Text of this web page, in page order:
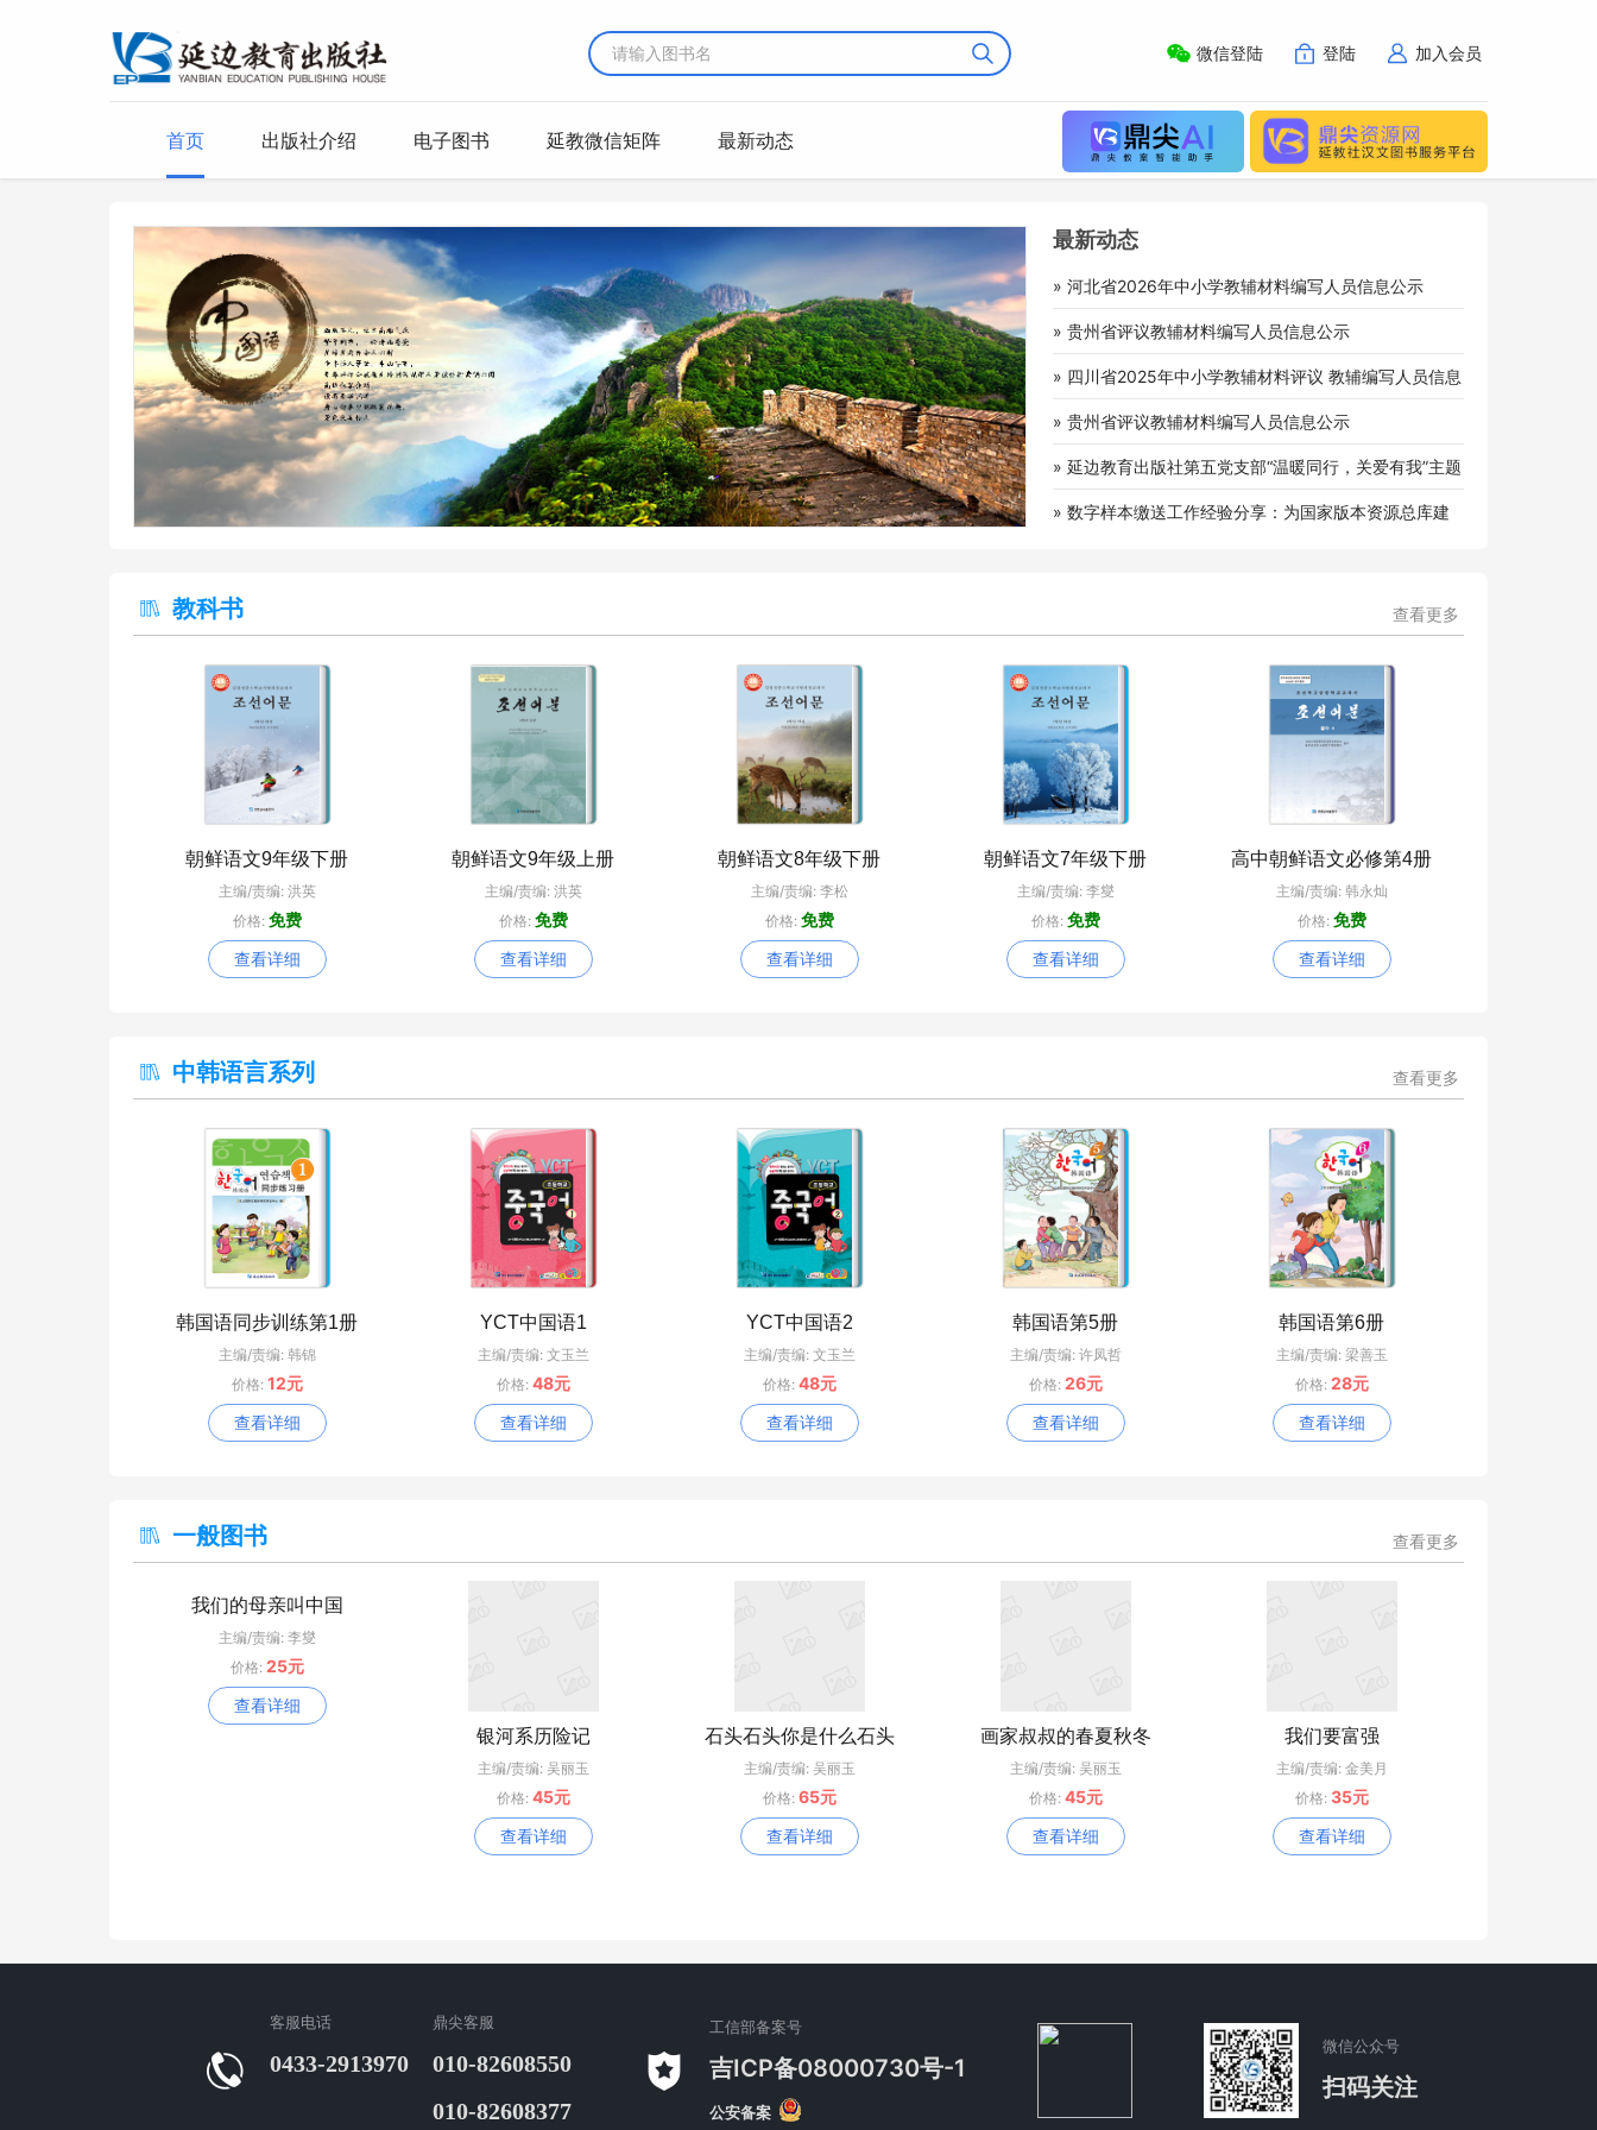
微信登陆 登陆 加入会员
首页 出版社介绍 电子图书 延教微信矩阵 最新动态
最新动态
» 河北省2026年中小学教辅材料编写人员信息公示
» 贵州省评议教辅材料编写人员信息公示
» 四川省2025年中小学教辅材料评议 教辅编写人员信息
» 贵州省评议教辅材料编写人员信息公示
» 延边教育出版社第五党支部“温暖同行，关爱有我”主题
» 数字样本缴送工作经验分享：为国家版本资源总库建
教科书 查看更多
朝鲜语文9年级下册
主编/责编: 洪英
价格: 免费
查看详细
朝鲜语文9年级上册
主编/责编: 洪英
价格: 免费
查看详细
朝鲜语文8年级下册
主编/责编: 李松
价格: 免费
查看详细
朝鲜语文7年级下册
主编/责编: 李燮
价格: 免费
查看详细
高中朝鲜语文必修第4册
主编/责编: 韩永灿
价格: 免费
查看详细
中韩语言系列 查看更多
韩国语同步训练第1册
主编/责编: 韩锦
价格: 12元
查看详细
YCT中国语1
主编/责编: 文玉兰
价格: 48元
查看详细
YCT中国语2
主编/责编: 文玉兰
价格: 48元
查看详细
韩国语第5册
主编/责编: 许凤哲
价格: 26元
查看详细
韩国语第6册
主编/责编: 梁善玉
价格: 28元
查看详细
一般图书 查看更多
我们的母亲叫中国
主编/责编: 李燮
价格: 25元
查看详细
银河系历险记
主编/责编: 吴丽玉
价格: 45元
查看详细
石头石头你是什么石头
主编/责编: 吴丽玉
价格: 65元
查看详细
画家叔叔的春夏秋冬
主编/责编: 吴丽玉
价格: 45元
查看详细
我们要富强
主编/责编: 金美月
价格: 35元
查看详细
客服电话
0433-2913970
鼎尖客服
010-82608550
010-82608377
工信部备案号
吉ICP备08000730号-1
公安备案
微信公众号
扫码关注